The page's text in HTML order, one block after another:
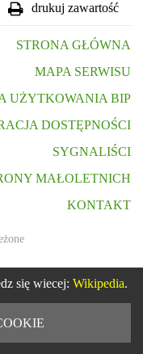
drukuj zawartość
STRONA GŁÓWNA
MAPA SERWISU
UŻYTKOWANIA BIP
DOSTĘPNOŚCI
SYGNALIŚCI
MAŁOLETNICH
KONTAKT
się wiecej: Wikipedia.